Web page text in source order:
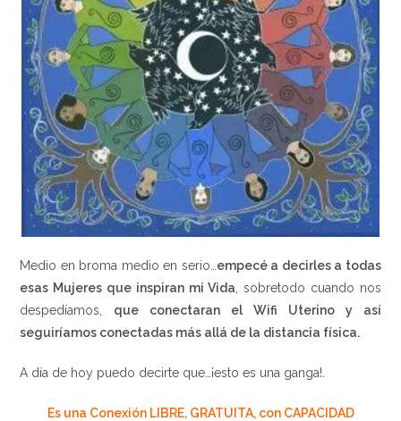
Medio en broma medio en serio… empecé a decirles a todas
esas Mujeres que inspiran mi Vida , sobretodo cuando nos
despedíamos, que conectaran el Wifi Uterino y así
seguiríamos conectadas más allá de la distancia física.
A día de hoy puedo decirte que…¡esto es una ganga!.
Es una Conexión LIBRE, GRATUITA, con CAPACIDAD